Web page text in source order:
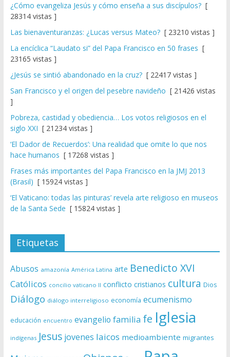
¿Cómo evangeliza Jesús y cómo enseña a sus discípulos?[
28314 vistas ]
Las bienaventuranzas: ¿Lucas versus Mateo?[ 23210 vistas ]
La encíclica “Laudato si” del Papa Francisco en 50 frases [
23165 vistas ]
¿Jesús se sintió abandonado en la cruz?[ 22417 vistas ]
San Francisco y el origen del pesebre navideño [ 21426 vistas
]
Pobreza, castidad y obediencia… Los votos religiosos en el
siglo XXI [ 21234 vistas ]
‘El Dador de Recuerdos’: Una realidad que omite lo que nos
hace humanos [ 17268 vistas ]
Frases más importantes del Papa Francisco en la JMJ 2013
(Brasil) [ 15924 vistas ]
‘El Vaticano: todas las pinturas’ revela arte religioso en museos
de la Santa Sede [ 15824 vistas ]
Etiquetas
Abusos amazonía América Latina arte Benedicto XVI
Católicos concilio vaticano II conflicto cristianos cultura Dios
Diálogo diálogo interreligioso economía ecumenismo
educación encuentro evangelio familia fe Iglesia
indígenas Jesus jovenes laicos medioambiente migrantes